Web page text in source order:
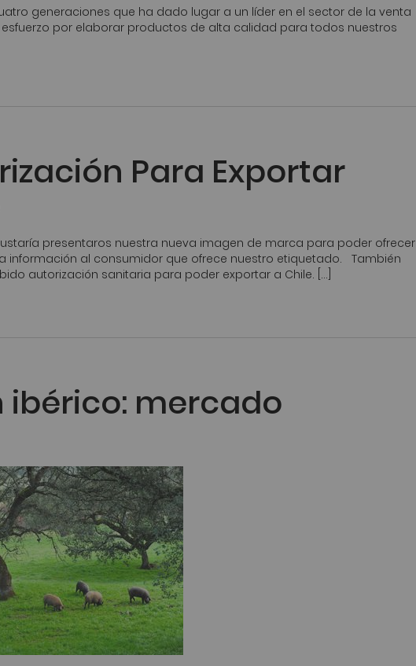
generaciones que ha dado lugar a un líder en el sector de la venta
esfuerzo por elaborar productos de alta calidad para todos nuestros
Para Exportar
presentaros nuestra nueva imagen de marca para poder ofrecer
información al consumidor que ofrece nuestro etiquetado. También
autorización sanitaria para poder exportar a Chile. […]
ibérico: mercado